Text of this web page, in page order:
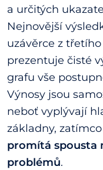
a určitých
Nejnovější
uzávěrce z
prezentuje čisté
grafu vše
Výnosy jsou
neboť vyplývají
základny, zatímco
promítá spousta
problémů.